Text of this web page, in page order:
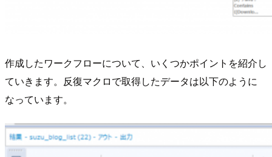
作成したワークフローについて、いくつかポイントを紹介し
ていきます。反復マクロで取得したデータは以下のように
なっています。